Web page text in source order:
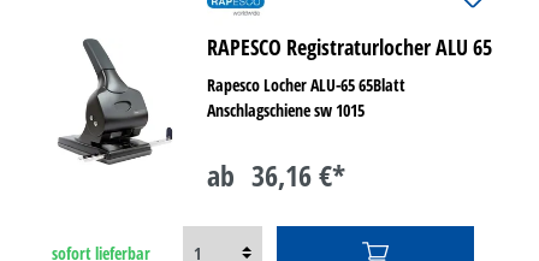
RAPESCO Registraturlocher ALU 65
Rapesco Locher ALU-65 65Blatt
Anschlagschiene sw 1015
ab 36,16 €*
sofort lieferbar